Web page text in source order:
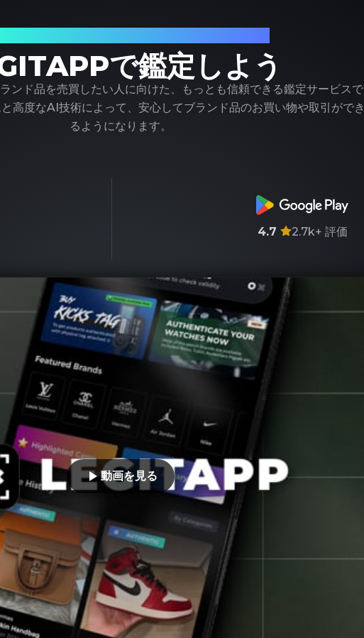
で鑑定しよう
ンド品を売買したい人に向けた、もっとも信頼できる鑑定サービスで
高度なAI技術によって、安心してブランド品のお買い物や取引ができ
るようになります。
4.7 2.7k+ 評価
動画を見る